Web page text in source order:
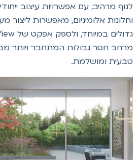
מרהיב, עם אפשרויות עיצוב
אלומיניום, מאפשרות ליצור
חסר גבולות המתחבר ויותר
ומושלמת.